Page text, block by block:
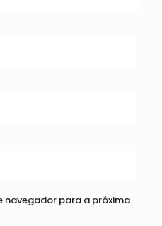
navegador para a próxima